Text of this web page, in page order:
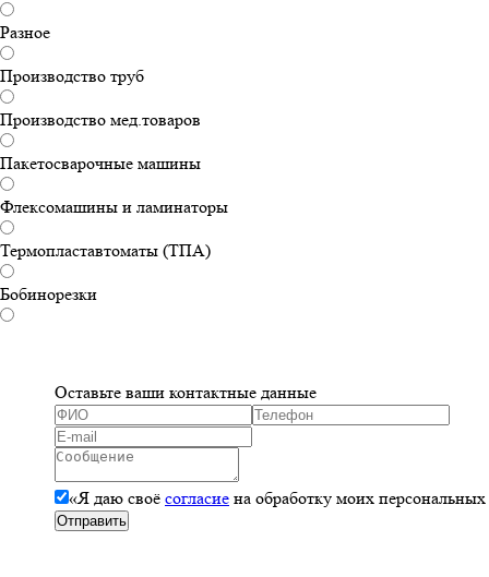
Разное
Производство труб
Производство мед.товаров
Пакетосварочные машины
Флексомашины и ламинаторы
Термопластавтоматы (ТПА)
Бобинорезки
Оставьте ваши контактные данные
«Я даю своё согласие на обработку моих